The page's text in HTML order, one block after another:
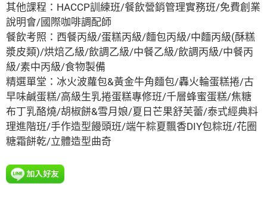
其他課程：HACCP訓練班/餐飲營銷管理實務班/免費創業
說明會/國際咖啡調配師
餐飲考照：西餐丙級/蛋糕丙級/麵包丙級/中麵丙級(酥糕
漿皮類)/烘焙乙級/飲調乙級/中餐乙級/飲調丙級/中餐丙
級/素中丙級/食物製備
精選單堂：冰火波蘿包&黃金牛角麵包/轟火輪蛋糕捲/古
早味鹹蛋糕/高級生乳捲蛋糕專修班/千層蜂蜜蛋糕/焦糖
布丁乳酪燒/胡椒餅&雪月娘/夏日芒果舒芙蕾/泰式經典料
理進階班/手作造型饅頭班/端午粽夏飄香DIY包粽班/花圈
糖霜餅乾/立體造型曲奇